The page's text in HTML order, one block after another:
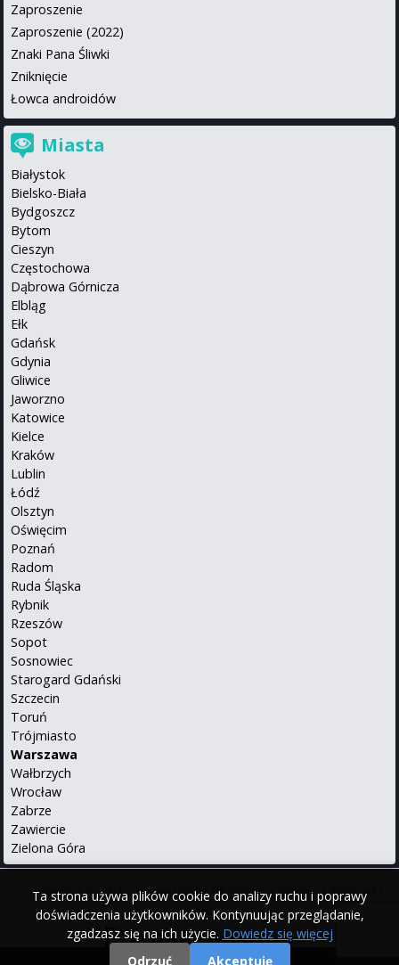
Ta strona używa plików cookie do analizy ruchu i poprawy
doświadczenia użytkowników. Kontynuując przeglądanie,
zgadzasz się na ich użycie. Dowiedz się więcej
Odrzuć
Akceptuję
Zaproszenie
Zaproszenie (2022)
Znaki Pana Śliwki
Zniknięcie
Łowca androidów
Miasta
Białystok
Bielsko-Biała
Bydgoszcz
Bytom
Cieszyn
Częstochowa
Dąbrowa Górnicza
Elbląg
Ełk
Gdańsk
Gdynia
Gliwice
Jaworzno
Katowice
Kielce
Kraków
Lublin
Łódź
Olsztyn
Oświęcim
Poznań
Radom
Ruda Śląska
Rybnik
Rzeszów
Sopot
Sosnowiec
Starogard Gdański
Szczecin
Toruń
Trójmiasto
Warszawa
Wałbrzych
Wrocław
Zabrze
Zawiercie
Zielona Góra
O serwisie•Polityka prywatności•Kontakt•iPhone•Android
English